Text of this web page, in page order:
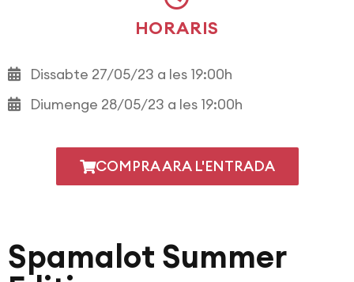
HORARIS
Dissabte 27/05/23 a les 19:00h
Diumenge 28/05/23 a les 19:00h
COMPRA ARA L'ENTRADA
Spamalot Summer